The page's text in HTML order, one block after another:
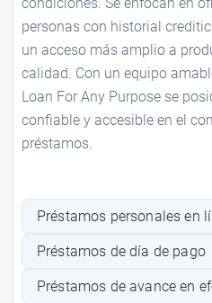
personas con historial
un acceso más amplio a
calidad. Con un equipo
Loan For Any Purpose se
confiable y accesible en el
préstamos.
Préstamos personales en
Préstamos de día de pago
Préstamos de avance en